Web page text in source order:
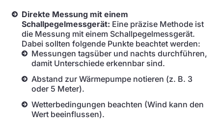
Direkte Messung mit einem
Schallpegelmessgerät: Eine präzise Methode ist
die Messung mit einem Schallpegelmessgerät.
Dabei sollten folgende Punkte beachtet werden:
Messungen tagsüber und nachts durchführen,
damit Unterschiede erkennbar sind.
Abstand zur Wärmepumpe notieren (z. B. 3
oder 5 Meter).
Wetterbedingungen beachten (Wind kann den
Wert beeinflussen).